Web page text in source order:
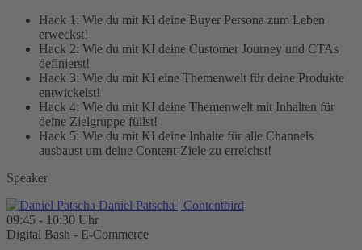
Hack 1: Wie du mit KI deine Buyer Persona zum Leben
erweckst!
Hack 2: Wie du mit KI deine Customer Journey und CTAs
definierst!
Hack 3: Wie du mit KI eine Themenwelt für deine Produkte
entwickelst!
Hack 4: Wie du mit KI deine Themenwelt mit Inhalten für
deine Zielgruppe füllst!
Hack 5: Wie du mit KI deine Inhalte für alle Channels
ausbaust um deine Content-Ziele zu erreichst!
Speaker
Daniel Patscha | Contentbird
09:45 - 10:30 Uhr
Digital Bash - E-Commerce